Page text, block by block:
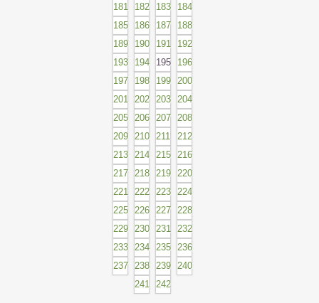
181
182 183
184
185
186 187
188
189
190 191
192
193
194 195
196
197
198 199
200
201
202 203
204
205
206 207
208
209
210 211
212
213
214 215
216
217
218 219
220
221
222 223
224
225
226 227
228
229
230 231
232
233
234 235
236
237
238 239
240
241
242